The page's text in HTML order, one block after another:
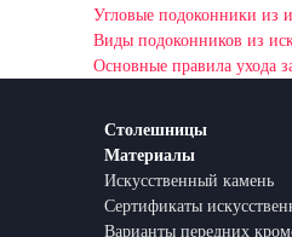
Угловые подоконники из
Виды подоконников из
Основные правила ухода
Столешницы
Материалы
Искусственный камень
Сертификаты
Варианты передних